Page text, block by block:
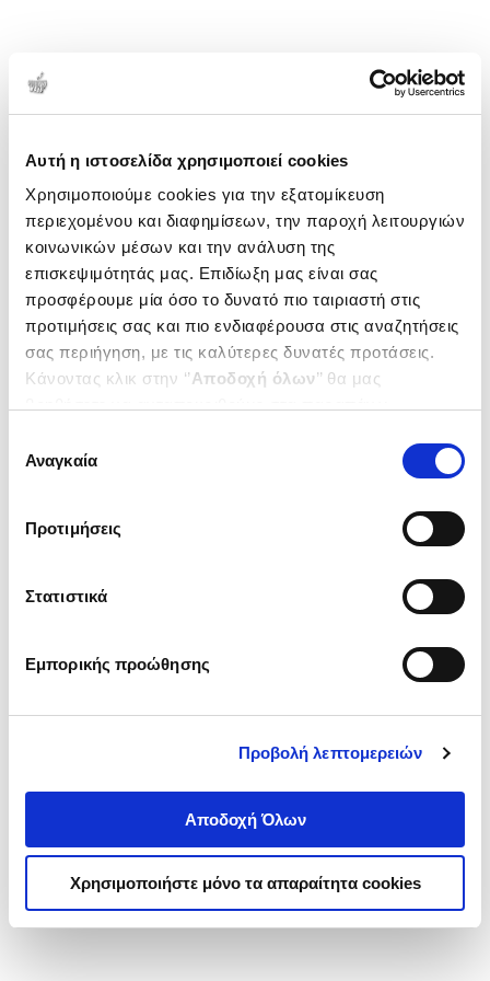
Αυτή η ιστοσελίδα χρησιμοποιεί cookies
Χρησιμοποιούμε cookies για την εξατομίκευση
περιεχομένου και διαφημίσεων, την παροχή λειτουργιών
κοινωνικών μέσων και την ανάλυση της
επισκεψιμότητάς μας. Επιδίωξη μας είναι σας
προσφέρουμε μία όσο το δυνατό πιο ταιριαστή στις
προτιμήσεις σας και πιο ενδιαφέρουσα στις αναζητήσεις
σας περιήγηση, με τις καλύτερες δυνατές προτάσεις.
Κάνοντας κλικ στην ‘’Αποδοχή όλων’’ θα μας
ενδιαφέρουν και να επιλέξετε από τα παρακάτω με την
΄΄και να ενημερωθείτε σχετικά με
συγκατάθεσης
Αναγκαία
Προτιμήσεις
Στατιστικά
Εμπορικής προώθησης
Προβολή λεπτομερειών
Αποδοχή Όλων
Χρησιμοποιήστε μόνο τα απαραίτητα cookies